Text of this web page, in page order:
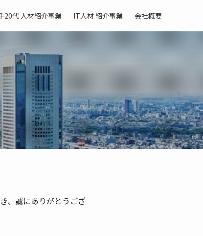
20代 人材紹介事業 IT人材 紹介事業 会社概要
、誠にありがとうござ